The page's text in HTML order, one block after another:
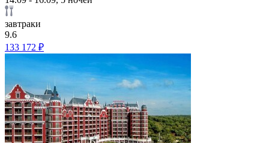
завтраки
9.6
133 172 ₽